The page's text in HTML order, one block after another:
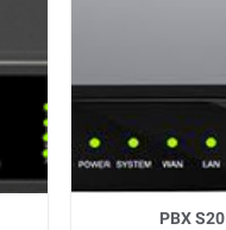
PBX S20